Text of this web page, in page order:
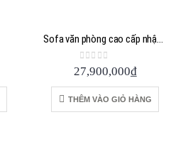
Sofa văn phòng cao cấp nhập khẩu
0out of 5
27,900,000₫
THÊM VÀO GIỎ HÀNG